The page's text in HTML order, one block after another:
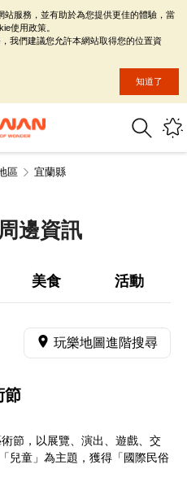
區 宜蘭縣
邊資訊
美食 活動
玩樂地圖進階搜尋
節
節，以展覽、演出、遊戲、交
兒童」為主題，獲得「國際民俗
服務，並有助於為您提供更佳的體驗，當
使用政策。
我們建議您允許本網站取得您的位置資
知道了